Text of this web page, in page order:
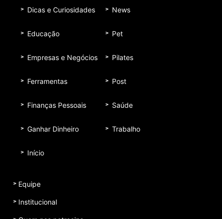
Dicas e Curiosidades
Educação
Empresas e Negócios
Ferramentas
Finanças Pessoais
Ganhar Dinheiro
Início
News
Pet
Pilates
Post
Saúde
Trabalho
Equipe
Institucional